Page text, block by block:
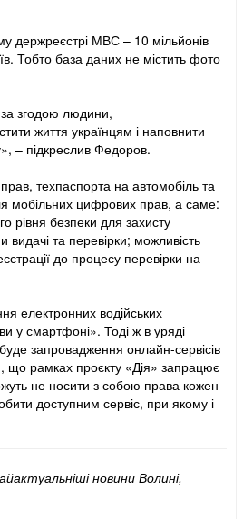
держреєстрі МВС – 10 мільйонів
Тобто база даних не містить фото
за згодою людини,
життя українцям і наповнити
– підкреслив Федоров.
техпаспорта на автомобіль та
мобільних цифрових прав, а саме:
рівня безпеки для захисту
видачі та перевірки; можливість
до процесу перевірки на
електронних водійських
у смартфоні». Тоді ж в уряді
запровадження онлайн-сервісів
що рамках проєкту «Дія» запрацює
не носити з собою права кожен
доступним сервіс, при якому і
новини Волині,